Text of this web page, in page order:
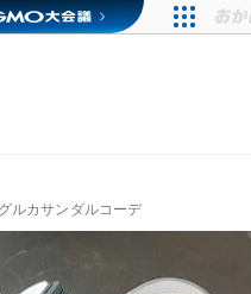
ルカサンダルコーデ